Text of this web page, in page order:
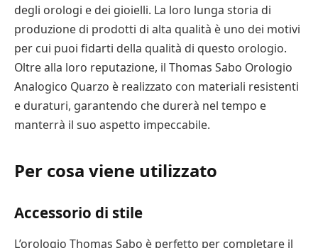
degli orologi e dei gioielli. La loro lunga storia di
produzione di prodotti di alta qualità è uno dei motivi
per cui puoi fidarti della qualità di questo orologio.
Oltre alla loro reputazione, il Thomas Sabo Orologio
Analogico Quarzo è realizzato con materiali resistenti
e duraturi, garantendo che durerà nel tempo e
manterrà il suo aspetto impeccabile.
Per cosa viene utilizzato
Accessorio di stile
L’orologio Thomas Sabo è perfetto per completare il